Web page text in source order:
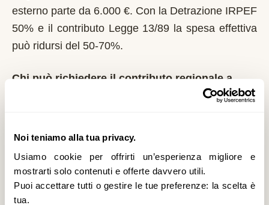
Noi teniamo alla tua privacy.
Usiamo cookie per offrirti un’esperienza migliore e
mostrarti solo contenuti e offerte davvero utili.
Puoi accettare tutti o gestire le tue preferenze: la scelta è
tua.
esterno parte da 6.000 €. Con la Detrazione IRPEF
50% e il contributo Legge 13/89 la spesa effettiva
può ridursi del 50-70%.
Chi può richiedere il contributo regionale a
13/89 con L.R. 4/2006. Domanda al Comune entro
il 1° marzo di ogni anno. Regione Sardegna integra
i fondi nazionali; gestione tramite i Comuni di
residenza. È un contributo a fondo perduto che si